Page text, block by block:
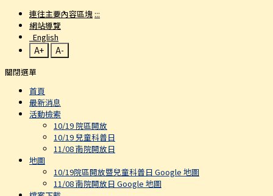
連往主要內容區塊 :::
網站導覽
English
A+
A-
關閉選單
首頁
最新消息
活動檢索
10/19 院區開放
10/19 兒童科普日
11/08 南院開放日
地圖
10/19院區開放暨兒童科普日 Google 地圖
11/08 南院開放日 Google 地圖